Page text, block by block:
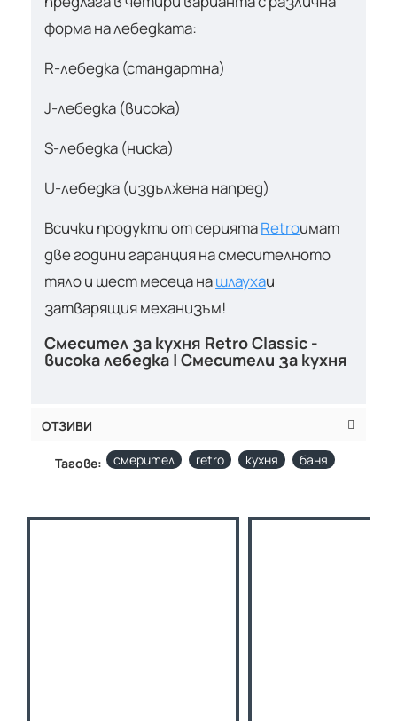
форма на лебедката:
R-лебедка (стандартна)
J-лебедка (висока)
S-лебедка (ниска)
U-лебедка (издължена напред)
Всички продукти от сериятаRetroимат
две години гаранция на смесителното
тяло и шест месеца нашлаухаи
затварящия механизъм!
Смесител за кухня Retro Classic -
висока лебедка | Смесители за кухня
ОТЗИВИ
Тагове: смерител retro кухня баня